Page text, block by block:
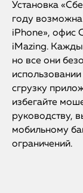
Установка
году
iPhone», офис
iMazing.
но все они
сгрузку
избегайте
руководству,
мобильному
ограничений.